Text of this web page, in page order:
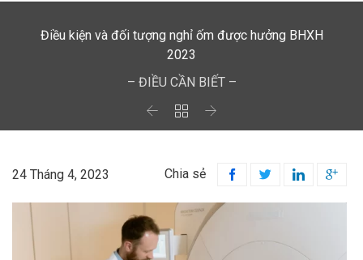
Điều kiện và đối tượng nghỉ ốm được hưởng BHXH
2023
– ĐIỀU CẦN BIẾT –
  
24 Tháng 4, 2023 Chia sẻ    